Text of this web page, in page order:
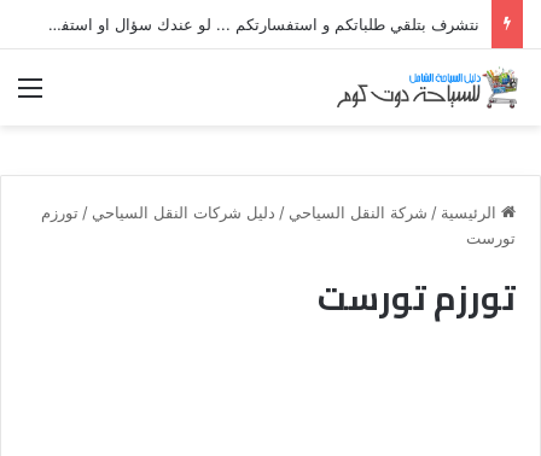
نتشرف بتلقي طلباتكم و استفسارتكم ... لو عندك سؤال او استفسار ماتدرددش فى طلب المساعدة
الرئيسية / شركة النقل السياحي / دليل شركات النقل السياحي / تورزم
تورست
تورزم تورست